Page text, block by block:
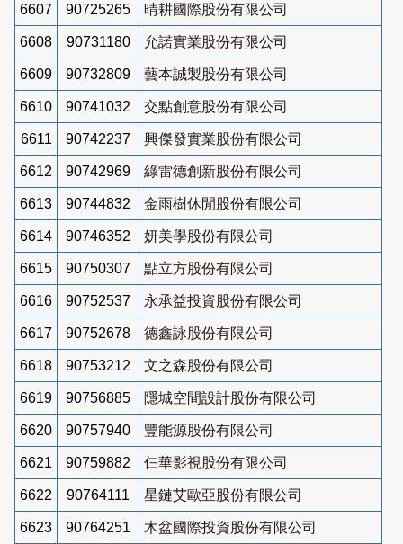
6607 90725265 晴耕國際股份有限公司
6608 90731180 允諾實業股份有限公司
6609 90732809 藝本誠製股份有限公司
6610 90741032 交點創意股份有限公司
6611 90742237 興傑發實業股份有限公司
6612 90742969 綠雷德創新股份有限公司
6613 90744832 金雨樹休閒股份有限公司
6614 90746352 妍美學股份有限公司
6615 90750307 點立方股份有限公司
6616 90752537 永承益投資股份有限公司
6617 90752678 德鑫詠股份有限公司
6618 90753212 文之森股份有限公司
6619 90756885 隱城空間設計股份有限公司
6620 90757940 豐能源股份有限公司
6621 90759882 仨華影視股份有限公司
6622 90764111 星鏈艾歐亞股份有限公司
6623 90764251 木盆國際投資股份有限公司